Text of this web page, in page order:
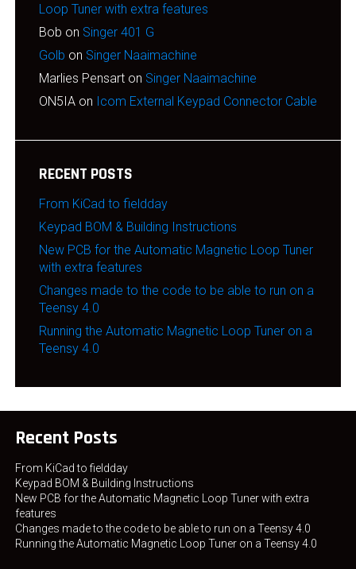
Loop Tuner with extra features
Bob on Singer 401 G
Golb on Singer Naaimachine
Marlies Pensarton Singer Naaimachine
ON5IAon Icom External Keypad Connector Cable
RECENT POSTS
From KiCad to fieldday
Keypad BOM & Building Instructions
New PCB for the Automatic Magnetic Loop Tuner
with extra features
Changes made to the code to be able to run on a
Teensy 4.0
Running the Automatic Magnetic Loop Tuner on a
Teensy 4.0
Recent Posts
From KiCad to fieldday
Keypad BOM & Building Instructions
New PCB for the Automatic Magnetic Loop Tuner with extra
features
Changes made to the code to be able to run on a Teensy 4.0
Running the Automatic Magnetic Loop Tuner on a Teensy 4.0